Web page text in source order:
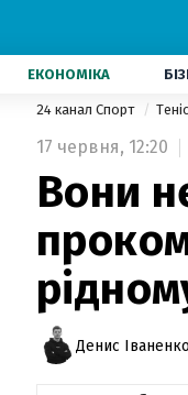
ЕКОНОМІКА
24 канал Спорт Теніс
17 червня, 12:20
Вони
Денис Іваненко